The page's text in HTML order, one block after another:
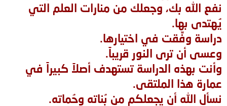
نفع الله بك، وجعلك من منارات العلم التي
يُهتدى بها.
دراسة وفِّقت في اختيارها.
وعسى أن ترى النور قريباً.
وأنت بهذه الدراسة تستهدف أصلاً كبيراً في
عمارة هذا الملتقى.
نسأل الله أن يجعلكم من بُناته وحُماته.